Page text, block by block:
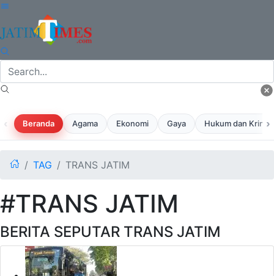
‹ Beranda Agama Ekonomi Gaya Hukum dan ›
TAG TRANS JATIM
#TRANS JATIM
BERITA SEPUTAR TRANS JATIM